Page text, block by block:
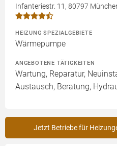
Infanteriestr. 11, 80797
HEIZUNG SPEZIALGEBIETE
Wärmepumpe
ANGEBOTENE TÄTIGKEITEN
Wartung, Reparatur,
Austausch, Beratung,
Jetzt Betriebe für